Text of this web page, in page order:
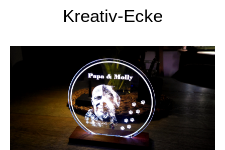
Kreativ-Ecke